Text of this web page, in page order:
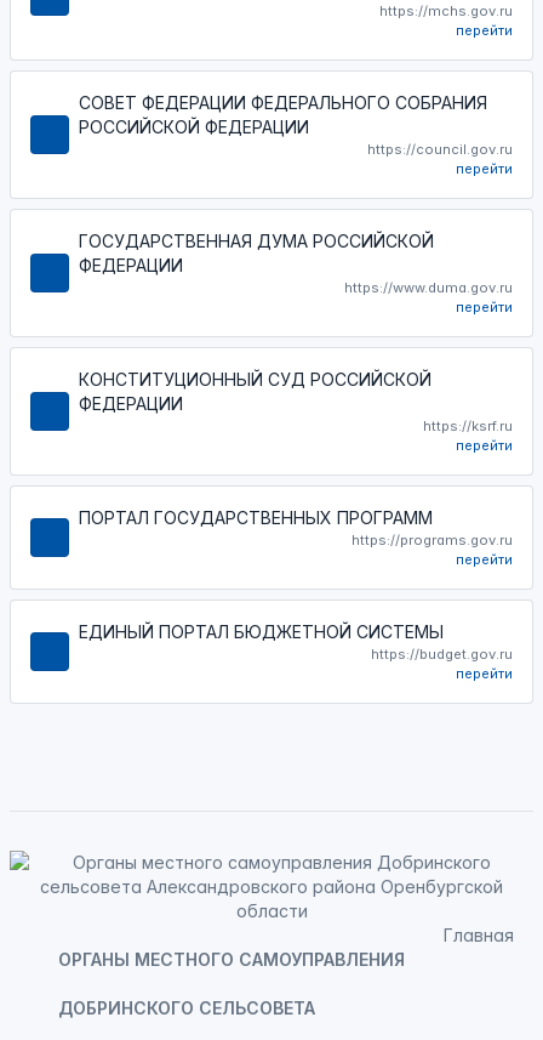
https://mchs.gov.ru
перейти
СОВЕТ ФЕДЕРАЦИИ ФЕДЕРАЛЬНОГО СОБРАНИЯ
РОССИЙСКОЙ ФЕДЕРАЦИИ
https://council.gov.ru
перейти
ГОСУДАРСТВЕННАЯ ДУМА РОССИЙСКОЙ
ФЕДЕРАЦИИ
https://www.duma.gov.ru
перейти
КОНСТИТУЦИОННЫЙ СУД РОССИЙСКОЙ
ФЕДЕРАЦИИ
https://ksrf.ru
перейти
ПОРТАЛ ГОСУДАРСТВЕННЫХ ПРОГРАММ
https://programs.gov.ru
перейти
ЕДИНЫЙ ПОРТАЛ БЮДЖЕТНОЙ СИСТЕМЫ
https://budget.gov.ru
перейти
ОРГАНЫ МЕСТНОГО САМОУПРАВЛЕНИЯ
ДОБРИНСКОГО СЕЛЬСОВЕТА
Главная